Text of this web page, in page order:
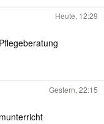
Heute, 12:29
Gestern, 22:15